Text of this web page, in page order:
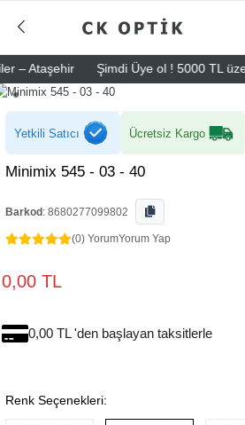
Ataşehir Şimdi Üye ol ! 5000 TL üzeri
Yetkili Satıcı Ücretsiz Kargo
Minimix 545 - 03 - 40
Barkod : 8680277099802
(0) YorumYorum Yap
0,00 TL
0,00 TL 'den başlayan taksitlerle
Renk Seçenekleri: